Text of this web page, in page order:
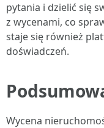
pytania i dzielić się
z wycenami, co
staje się również
doświadczeń.
Wycena